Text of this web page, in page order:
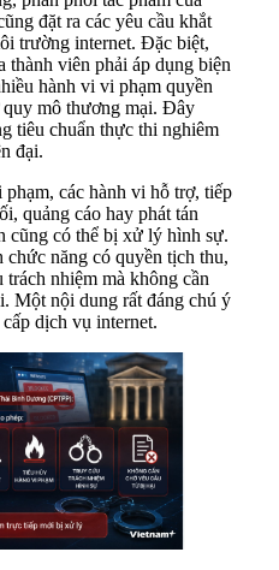
đặt ra các yêu cầu khắt
trường internet. Đặc biệt,
thành viên phải áp dụng biện
hành vi vi phạm quyền
quy mô thương mại. Đây
tiêu chuẩn thực thi nghiêm
đại.
các hành vi hỗ trợ, tiếp
quảng cáo hay phát tán
cũng có thể bị xử lý hình sự.
chức năng có quyền tịch thu,
nhiệm mà không cần
Một nội dung rất đáng chú ý
dịch vụ internet.